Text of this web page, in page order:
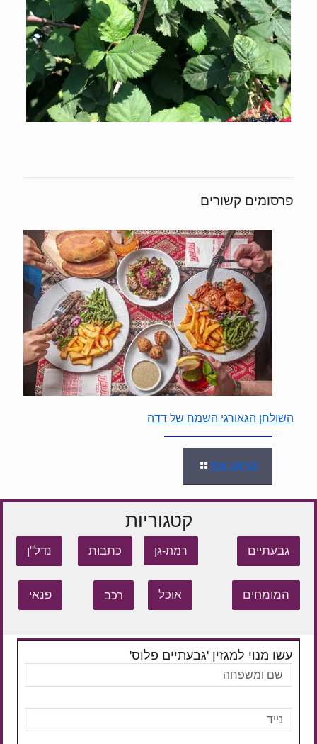
פרסומים קשורים
השולחן הגאורגי השמח של דדה
קראו עוד
קטגוריות
גבעתיים רמת-גן כתבות נדל"ן
המומחים אוכל רכב פנאי
עשו מנוי למגזין 'גבעתיים פלוס'